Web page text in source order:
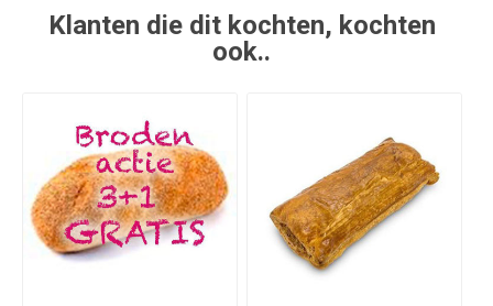
Klanten die dit kochten, kochten
ook..